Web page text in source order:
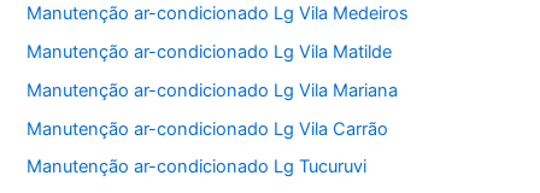
Manutenção ar-condicionado Lg Vila Medeiros
Manutenção ar-condicionado Lg Vila Matilde
Manutenção ar-condicionado Lg Vila Mariana
Manutenção ar-condicionado Lg Vila Carrão
Manutenção ar-condicionado Lg Tucuruvi